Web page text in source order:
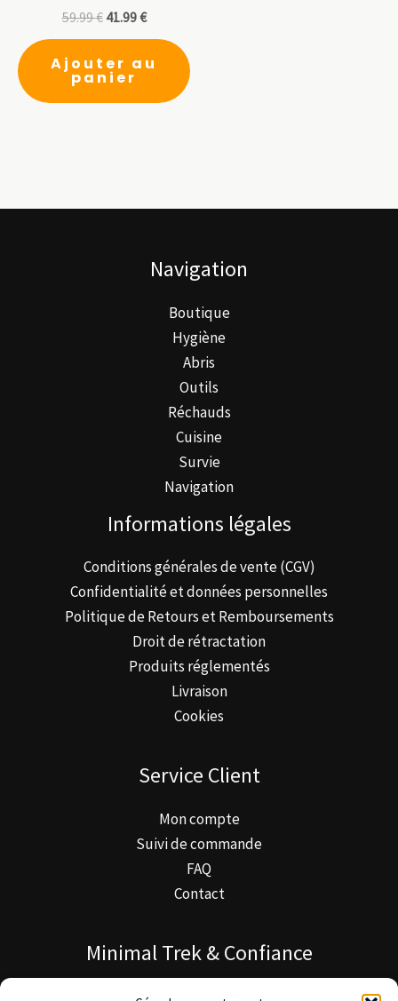
59.99€ 41.99€
Ajouter au
panier
Navigation
Boutique
Hygiène
Abris
Outils
Réchauds
Cuisine
Survie
Navigation
Informations légales
Conditions générales de vente (CGV)
Confidentialité et données personnelles
Politique de Retours et Remboursements
Droit de rétractation
Produits réglementés
Livraison
Cookies
Service Client
Mon compte
Suivi de commande
FAQ
Contact
Minimal Trek & Confiance
À propos de Minimal Trek